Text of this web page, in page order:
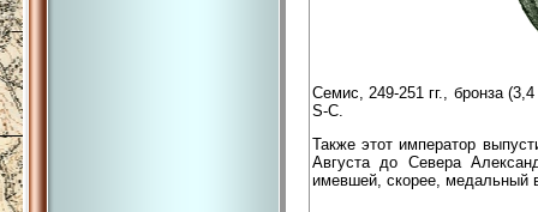
Семис, 249-251 гг., бронза
S-C.
Также этот император
Августа до Севера
имевшей, скорее, медальный